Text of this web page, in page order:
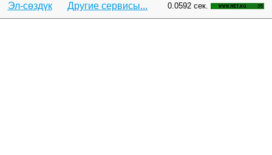
Эл-сөздүк Другие сервисы... 0.0592 сек.